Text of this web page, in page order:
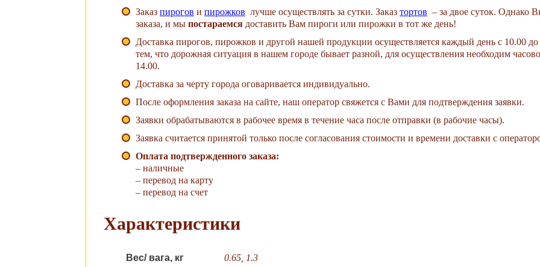
Заказ пирогов и пирожков лучше осуществлять за сутки. Заказ тортов – за двое суток. Однако
заказа, и мы постараемся доставить Вам пироги или пирожки в тот же день!
Доставка пирогов, пирожков и другой нашей продукции осуществляется каждый день с 10.00 до
тем, что дорожная ситуация в нашем городе бывает разной, для осуществления необходим
14.00.
Доставка за черту города оговаривается индивидуально.
После оформления заказа на сайте, наш оператор свяжется с Вами для подтверждения заявки.
Заявки обрабатываются в рабочее время в течение часа после отправки (в рабочие часы).
Заявка считается принятой только после согласования стоимости и времени доставки с
Оплата подтвержденного заказа:
– наличные
– перевод на карту
– перевод на счет
Характеристики
Вес/ вага, кг 0.65, 1.3